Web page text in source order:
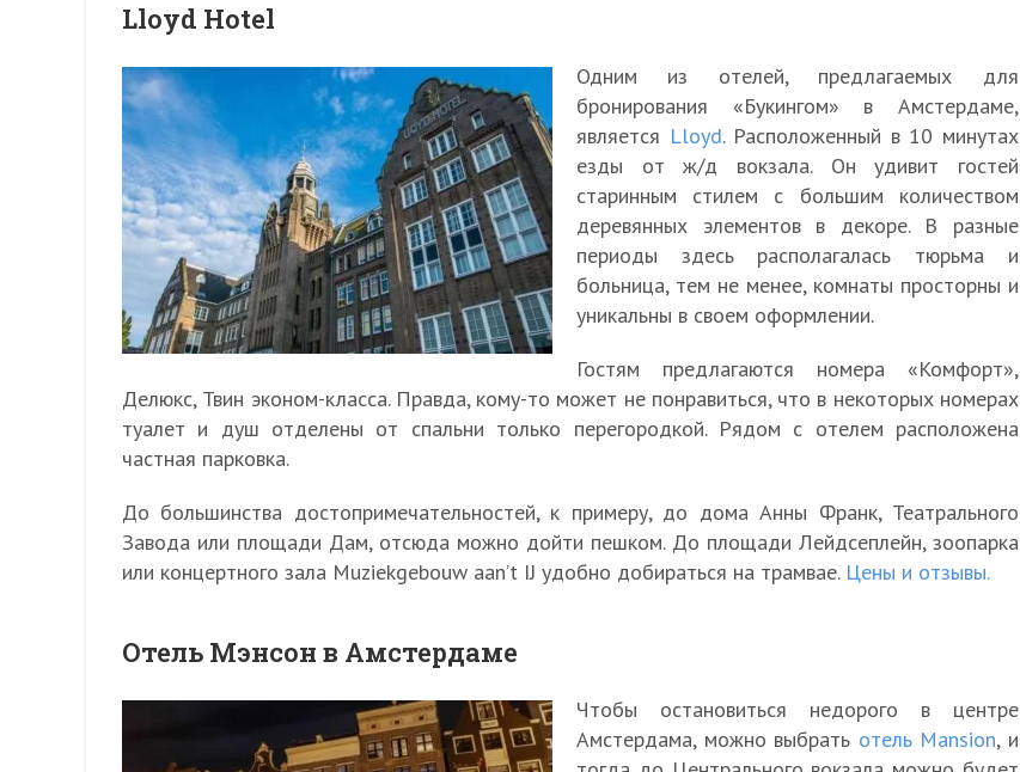
Lloyd Hotel
Одним из отелей, предлагаемых для
бронирования «Букингом» в Амстердаме,
является Lloyd. Расположенный в 10 минутах
езды от ж/д вокзала. Он удивит гостей
старинным стилем с большим количеством
деревянных элементов в декоре. В разные
периоды здесь располагалась тюрьма и
больница, тем не менее, комнаты просторны и
уникальны в своем оформлении.
Гостям предлагаются номера «Комфорт»,
Делюкс, Твин эконом-класса. Правда, кому-то может не понравиться, что в некоторых номерах
туалет и душ отделены от спальни только перегородкой. Рядом с отелем расположена
частная парковка.
До большинства достопримечательностей, к примеру, до дома Анны Франк, Театрального
Завода или площади Дам, отсюда можно дойти пешком. До площади Лейдсеплейн, зоопарка
или концертного зала Muziekgebouw aan’t IJ удобно добираться на трамвае. Цены и отзывы.
Отель Мэнсон в Амстердаме
Чтобы остановиться недорого в центре
Амстердама, можно выбрать отель Mansion, и